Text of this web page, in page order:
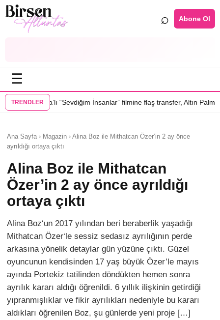
⌕ Abone Ol
☰
TRENDLERİnsanlar” filmine flaş transfer, Altın Palmiye’li Vlad Ivanov
Ana Sayfa › Magazin › Alina Boz ile Mithatcan Özer’in 2 ay önce
ayrıldığı ortaya çıktı
Alina Boz ile Mithatcan
Özer’in 2 ay önce ayrıldığı
ortaya çıktı
Alina Boz‘un 2017 yılından beri beraberlik yaşadığı
Mithatcan Özer‘le sessiz sedasız ayrılığının perde
arkasına yönelik detaylar gün yüzüne çıktı. Güzel
oyuncunun kendisinden 17 yaş büyük Özer’le mayıs
ayında Portekiz tatilinden döndükten hemen sonra
ayrılık kararı aldığı öğrenildi. 6 yıllık ilişkinin getirdiği
yıpranmışlıklar ve fikir ayrılıkları nedeniyle bu kararı
aldıkları öğrenilen Boz, şu günlerde yeni proje […]